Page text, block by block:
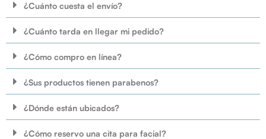
¿Cuánto cuesta el envío?
¿Cuánto tarda en llegar mi pedido?
¿Cómo compro en línea?
¿Sus productos tienen parabenos?
¿Dónde están ubicados?
¿Cómo reservo una cita para facial?